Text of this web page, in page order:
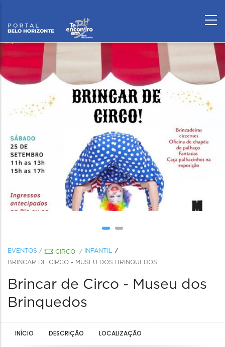
EVENTOS / CIRCO /
INFANTIL
BRINCAR DE CIRCO - MUSEU DOS BRINQUEDOS
Brincar de Circo - Museu dos
Brinquedos
INÍCIO DESCRIÇÃO LOCALIZAÇÃO